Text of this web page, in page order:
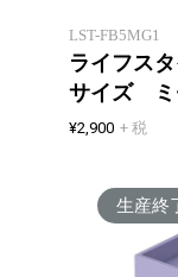
LST-FB5MG1
ライフス
サイズ ミ
¥2,900 + 税
生産終